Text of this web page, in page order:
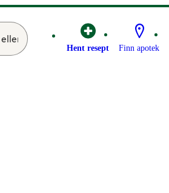
Hent resept Finn apotek